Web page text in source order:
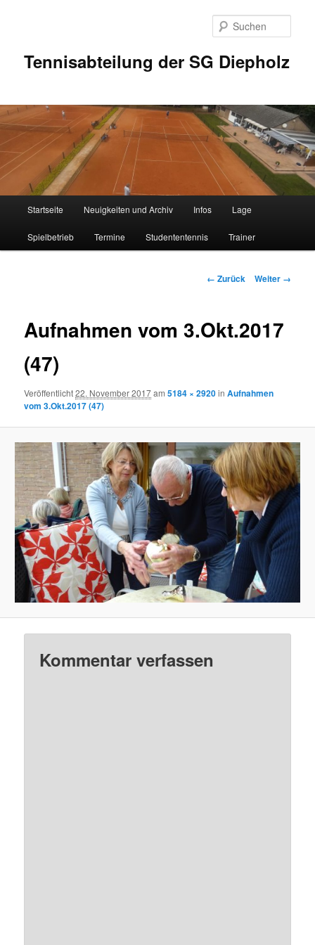
Tennisabteilung der SG Diepholz
Startseite Neuigkeiten und Archiv Infos Lage
Spielbetrieb Termine Studententennis Trainer
Bilder-
← Zurück Weiter →
Aufnahmen vom 3.Okt.2017
(47)
Veröffentlicht22. November 2017am5184 × 2920inAufnahmen
vom 3.Okt.2017 (47)
Kommentar verfassen